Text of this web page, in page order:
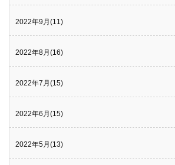
2022年9月(11)
2022年8月(16)
2022年7月(15)
2022年6月(15)
2022年5月(13)